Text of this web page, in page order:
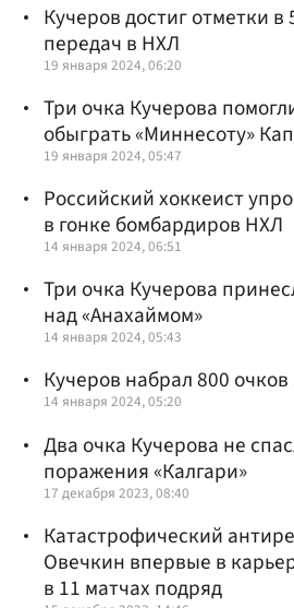
Кучеров достиг отметки в
передач в НХЛ
19 января 2024, 06:20
Три очка Кучерова
обыграть «Миннесоту»
19 января 2024, 05:47
Российский хоккеист
в гонке бомбардиров НХЛ
14 января 2024, 06:51
Три очка Кучерова
над «Анахаймом»
14 января 2024, 05:43
Кучеров набрал 800
14 января 2024, 05:20
Два очка Кучерова не
поражения «Калгари»
17 декабря 2023, 08:40
Катастрофический
Овечкин впервые в
в 11 матчах подряд